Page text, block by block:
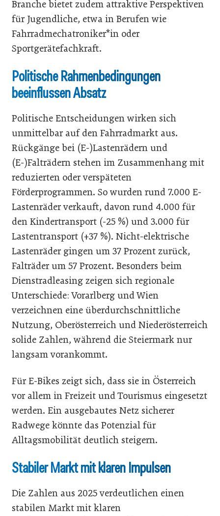
Branche bietet zudem attraktive Perspektiven
für Jugendliche, etwa in Berufen wie
Fahrradmechatroniker*in oder
Sportgerätefachkraft.
Politische Rahmenbedingungen
beeinflussen Absatz
Politische Entscheidungen wirken sich
unmittelbar auf den Fahrradmarkt aus.
Rückgänge bei (E-)Lastenrädern und
(E-)Falträdern stehen im Zusammenhang mit
reduzierten oder verspäteten
Förderprogrammen. So wurden rund 7.000 E-
Lastenräder verkauft, davon rund 4.000 für
den Kindertransport (-25 %) und 3.000 für
Lastentransport (+37 %). Nicht-elektrische
Lastenräder gingen um 37 Prozent zurück,
Falträder um 57 Prozent. Besonders beim
Dienstradleasing zeigen sich regionale
Unterschiede: Vorarlberg und Wien
verzeichnen eine überdurchschnittliche
Nutzung, Oberösterreich und Niederösterreich
solide Zahlen, während die Steiermark nur
langsam vorankommt.
Für E-Bikes zeigt sich, dass sie in Österreich
vor allem in Freizeit und Tourismus eingesetzt
werden. Ein ausgebautes Netz sicherer
Radwege könnte das Potenzial für
Alltagsmobilität deutlich steigern.
Stabiler Markt mit klaren Impulsen
Die Zahlen aus 2025 verdeutlichen einen
stabilen Markt mit klaren